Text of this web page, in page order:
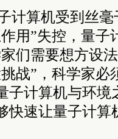
计算机受到丝
用”失控，量子
们需要想方设
战”，科学家必
子计算机与环境
快速让量子计算